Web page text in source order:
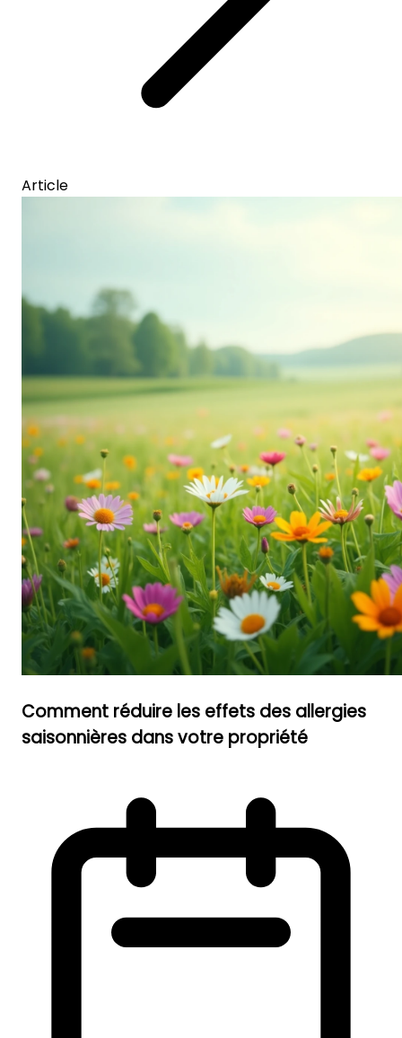
Article
Comment réduire les effets des allergies
saisonnières dans votre propriété